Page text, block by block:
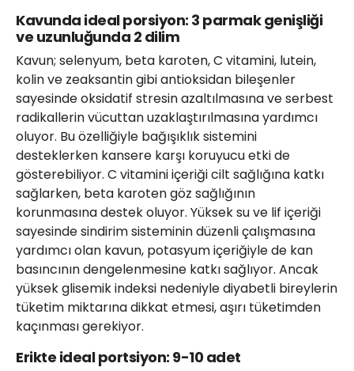
Kavunda ideal porsiyon: 3 parmak genişliği
ve uzunluğunda 2 dilim
Kavun; selenyum, beta karoten, C vitamini, lutein,
kolin ve zeaksantin gibi antioksidan bileşenler
sayesinde oksidatif stresin azaltılmasına ve serbest
radikallerin vücuttan uzaklaştırılmasına yardımcı
oluyor. Bu özelliğiyle bağışıklık sistemini
desteklerken kansere karşı koruyucu etki de
gösterebiliyor. C vitamini içeriği cilt sağlığına katkı
sağlarken, beta karoten göz sağlığının
korunmasına destek oluyor. Yüksek su ve lif içeriği
sayesinde sindirim sisteminin düzenli çalışmasına
yardımcı olan kavun, potasyum içeriğiyle de kan
basıncının dengelenmesine katkı sağlıyor. Ancak
yüksek glisemik indeksi nedeniyle diyabetli bireylerin
tüketim miktarına dikkat etmesi, aşırı tüketimden
kaçınması gerekiyor.
Erikte ideal portsiyon: 9-10 adet